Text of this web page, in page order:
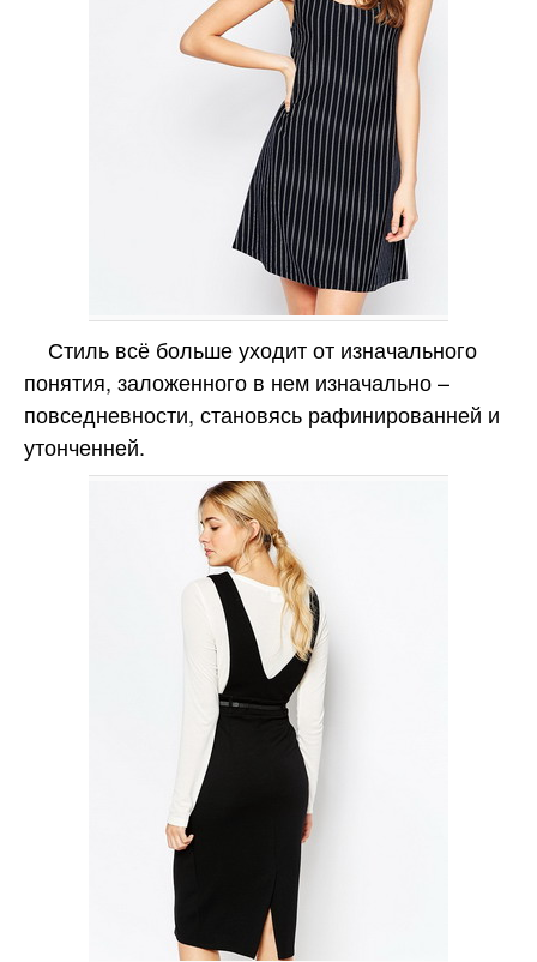
Стиль всё больше уходит от изначального
понятия, заложенного в нем изначально –
повседневности, становясь рафинированней и
утонченней.